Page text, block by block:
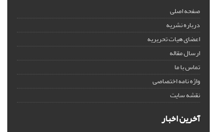
صفحه اصلی
درباره نشریه
اعضای هیات تحریریه
ارسال مقاله
تماس با ما
واژه نامه اختصاصی
نقشه سایت
آخرین اخبار